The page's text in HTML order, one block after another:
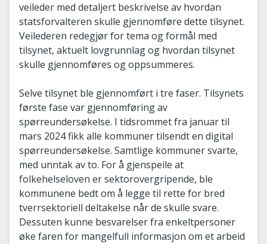
veileder med detaljert beskrivelse av hvordan
statsforvalteren skulle gjennomføre dette tilsynet.
Veilederen redegjør for tema og formål med
tilsynet, aktuelt lovgrunnlag og hvordan tilsynet
skulle gjennomføres og oppsummeres.
Selve tilsynet ble gjennomført i tre faser. Tilsynets
første fase var gjennomføring av
spørreundersøkelse. I tidsrommet fra januar til
mars 2024 fikk alle kommuner tilsendt en digital
spørreundersøkelse. Samtlige kommuner svarte,
med unntak av to. For å gjenspeile at
folkehelseloven er sektorovergripende, ble
kommunene bedt om å legge til rette for bred
tverrsektoriell deltakelse når de skulle svare.
Dessuten kunne besvarelser fra enkeltpersoner
øke faren for mangelfull informasjon om et arbeid